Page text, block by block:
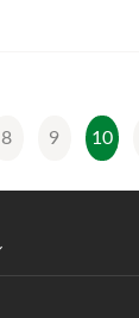
8 9 10